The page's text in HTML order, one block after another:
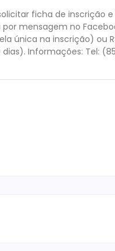
ficha de inscrição
por mensagem no
única na inscrição) ou
Informações: Tel: